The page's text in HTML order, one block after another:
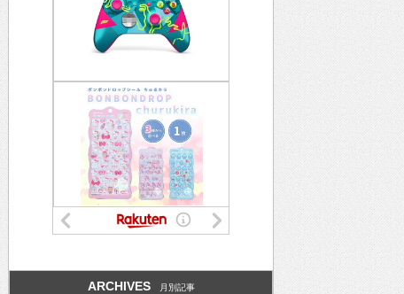
ARCHIVES 月別記事